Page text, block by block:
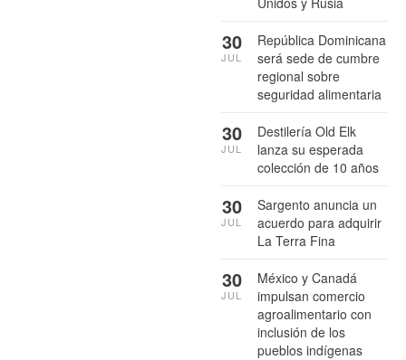
República Dominicana
será sede de cumbre
regional sobre
seguridad alimentaria
30
JUL
Destilería Old Elk
lanza su esperada
colección de 10 años
30
JUL
Sargento anuncia un
acuerdo para adquirir
La Terra Fina
30
JUL
México y Canadá
impulsan comercio
agroalimentario con
inclusión de los
pueblos indígenas
30
JUL